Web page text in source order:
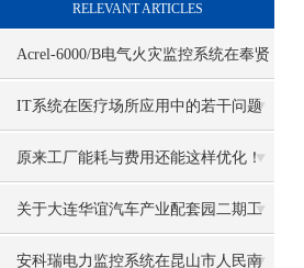
RELEVANT ARTICLES
Acrel-6000/B电气火灾监控系统在奉贤
卫生中心的应用
IT系统在医疗场所应用中的若干问题
探讨
原来工厂能耗与费用还能这样优化！
安科瑞预付费系统绝了
关于大连华谊汽车产业配套园二期工
程电力监控系统的设计与应用
安科瑞电力监控系统在昆山市人民南